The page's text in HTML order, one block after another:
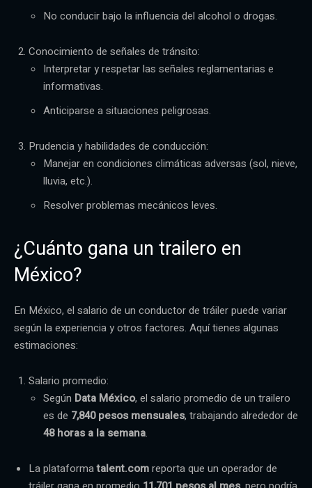
No conducir bajo la influencia del alcohol o drogas.
Conocimiento de señales de tránsito:
Interpretar y respetar las señales reglamentarias e
informativas.
Anticiparse a situaciones peligrosas.
Prudencia y habilidades de conducción:
Manejar en condiciones climáticas adversas (sol, nieve,
lluvia, etc.).
Resolver problemas mecánicos leves.
¿Cuánto gana un trailero en
México?
En México, el salario de un conductor de tráiler puede variar
según la experiencia y otros factores. Aquí tienes algunas
estimaciones:
Salario promedio:
Según Data México, el salario promedio de un trailero
es de 7,840 pesos mensuales, trabajando alrededor de
48 horas a la semana.
La plataformatalent.comreporta que un operador de